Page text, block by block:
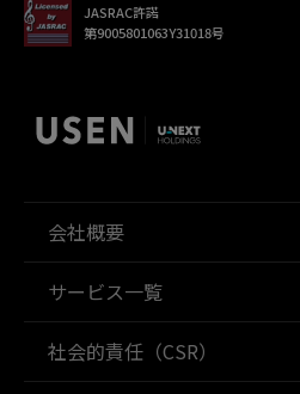
JASRAC許諾
第9005801063Y31018号
会社概要
サービス一覧
社会的責任（CSR）